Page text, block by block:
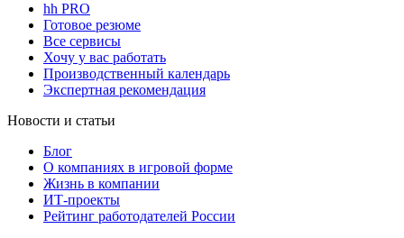
hh PRO
Готовое резюме
Все сервисы
Хочу у вас работать
Производственный календарь
Экспертная рекомендация
Новости и статьи
Блог
О компаниях в игровой форме
Жизнь в компании
ИТ-проекты
Рейтинг работодателей России